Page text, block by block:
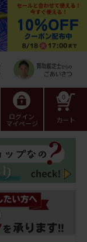
ログイン
マイページ カート
0